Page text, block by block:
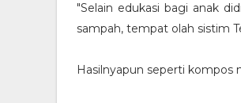
"Selain edukasi bagi anak
sampah, tempat olah sistim
Hasilnyapun seperti kompos